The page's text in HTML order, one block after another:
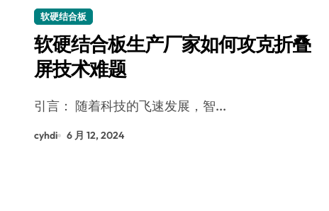
软硬结合板
软硬结合板生产厂家如何攻克折叠
屏技术难题
引言： 随着科技的飞速发展，智...
cyhdi 6 月 12, 2024